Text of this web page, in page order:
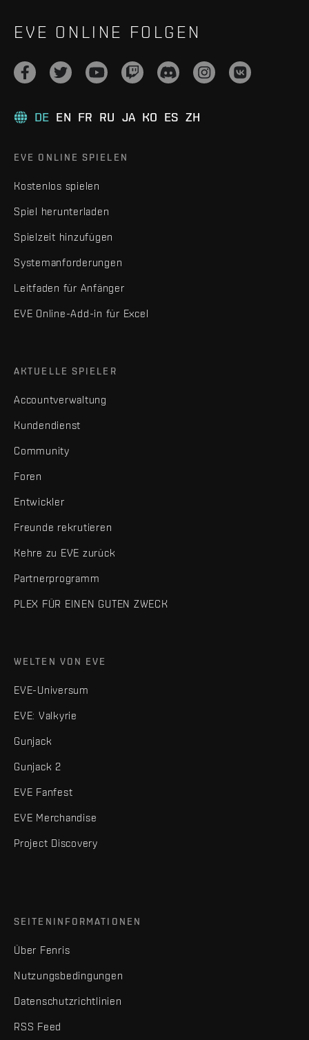
EVE ONLINE FOLGEN
DE EN FR RU JA KO ES ZH
EVE ONLINE SPIELEN
Kostenlos spielen
Spiel herunterladen
Spielzeit hinzufügen
Systemanforderungen
Leitfaden für Anfänger
EVE Online-Add-in für Excel
AKTUELLE SPIELER
Accountverwaltung
Kundendienst
Community
Foren
Entwickler
Freunde rekrutieren
Kehre zu EVE zurück
Partnerprogramm
PLEX FÜR EINEN GUTEN ZWECK
WELTEN VON EVE
EVE-Universum
EVE: Valkyrie
Gunjack
Gunjack 2
EVE Fanfest
EVE Merchandise
Project Discovery
SEITENINFORMATIONEN
Über Fenris
Nutzungsbedingungen
Datenschutzrichtlinien
RSS Feed